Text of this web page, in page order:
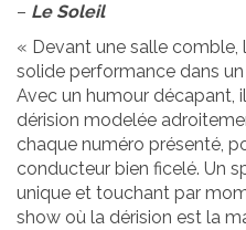
– Le Soleil
« Devant une salle comble,
solide performance dans
Avec un humour décapant,
dérision modelée
chaque numéro présenté,
conducteur bien ficelé. Un
unique et touchant par
show où la dérision est la